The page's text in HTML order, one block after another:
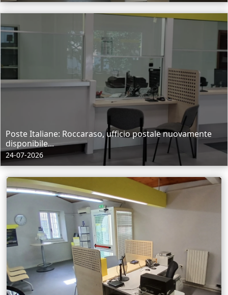
Poste Italiane: Roccaraso, ufficio postale nuovamente
disponibile...
24-07-2026